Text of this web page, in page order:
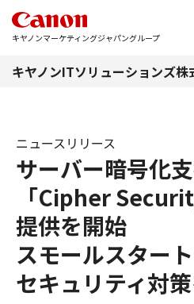
キヤノンマーケティングジャパングループ
キヤノンITソリューションズ株
サーバー暗号化
「Cipher
提供を開始
スモールスター
セキュリティ対
ニュースリリース